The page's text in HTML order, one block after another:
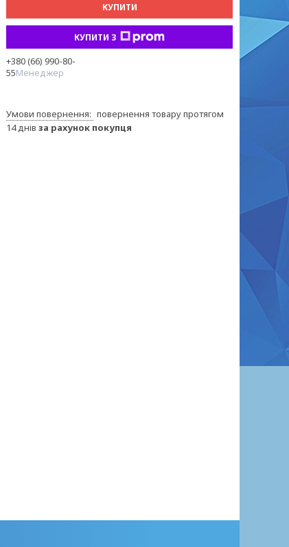
КУПИТИ
КУПИТИ З
+380 (66) 990-80-
55Менеджер
повернення товару протягом
14 днів за рахунок покупця